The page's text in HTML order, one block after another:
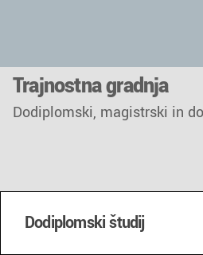
Trajnostna gradnja
Dodiplomski, magistrski in
Dodiplomski študij